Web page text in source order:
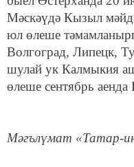
Мәскәүдә Кызыл
юл өлеше
Волгоград, Липецк,
шулай ук Калмыкия
өлеше сентябрь
Мәгълүмат «Татар-